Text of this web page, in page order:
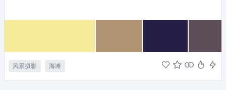
风景摄影 海滩